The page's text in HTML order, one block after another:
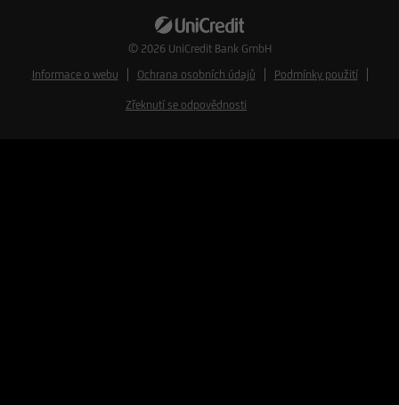
© 2026 UniCredit Bank GmbH
Informace o webu
Ochrana osobních údajů Podmínky použití
Zřeknutí se odpovědnosti